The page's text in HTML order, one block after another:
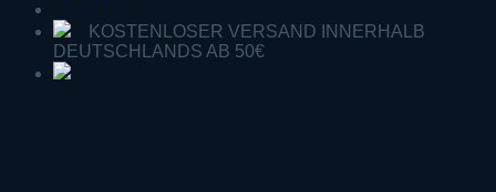
KOSTENLOSER VERSAND INNERHALB
DEUTSCHLANDS AB 50€